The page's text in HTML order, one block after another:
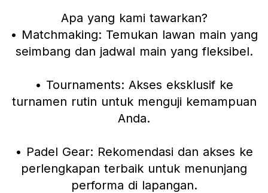
Apa yang kami tawarkan?
• Matchmaking: Temukan lawan main yang
seimbang dan jadwal main yang fleksibel.
• Tournaments: Akses eksklusif ke
turnamen rutin untuk menguji kemampuan
Anda.
• Padel Gear: Rekomendasi dan akses ke
perlengkapan terbaik untuk menunjang
performa di lapangan.